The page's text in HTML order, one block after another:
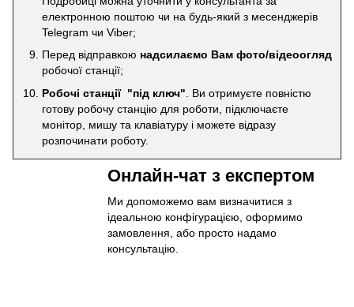
електронною поштою чи на будь-який з месенджерів
Telegram чи Viber;
Перед відправкою надсилаємо Вам фото/відеоогляд
робочої станції;
Робочі станції "під ключ" . Ви отримуєте повністю
готову робочу станцію для роботи, підключаєте
монітор, мишу та клавіатуру і можете відразу
розпочинати роботу.
Онлайн-чат з експертом
Ми допоможемо вам визначитися з
ідеальною конфігурацією, оформимо
замовлення, або просто надамо
консультацію.